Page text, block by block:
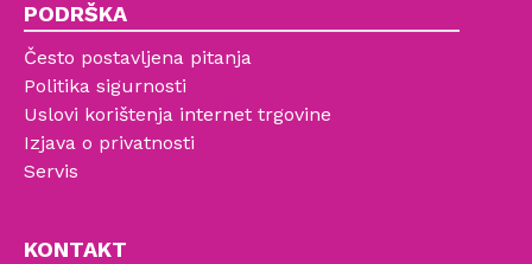
PODRŠKA
Često postavljena pitanja
Politika sigurnosti
Uslovi korištenja internet trgovine
Izjava o privatnosti
Servis
KONTAKT